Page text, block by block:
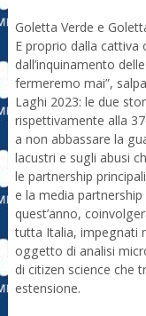
Goletta Verde e
E proprio dalla cattiva
dall’inquinamento
fermeremo mai”,
Laghi 2023: le due
rispettivamente alla
a non abbassare la
lacustri e sugli abusi
le partnership
e la media
quest’anno,
tutta Italia, impegnati
oggetto di analisi
di citizen science che
estensione.